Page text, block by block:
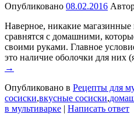
Опубликовано 08.02.2016
Наверное, никакие
сравнятся с домашними,
своими руками. Главное
это наличие оболочки для них
→
Опубликовано в Рецепты для
сосиски,вкусные сосиски,
в мультиварке | Написать ответ